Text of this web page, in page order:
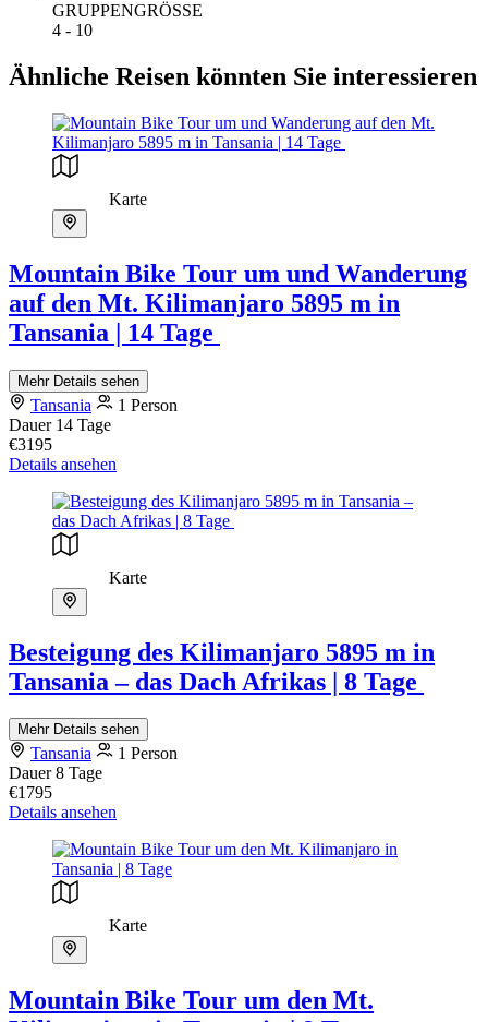
GRUPPENGRÖSSE
4 - 10
Ähnliche Reisen könnten Sie interessieren
Karte
Mountain Bike Tour um und Wanderung
auf den Mt. Kilimanjaro 5895 m in
Tansania | 14 Tage
Mehr Details sehen
Tansania
1 Person
Dauer 14 Tage
€3195
Details ansehen
Karte
Besteigung des Kilimanjaro 5895 m in
Tansania – das Dach Afrikas | 8 Tage
Mehr Details sehen
Tansania
1 Person
Dauer8 Tage
€1795
Details ansehen
Karte
Mountain Bike Tour um den Mt.